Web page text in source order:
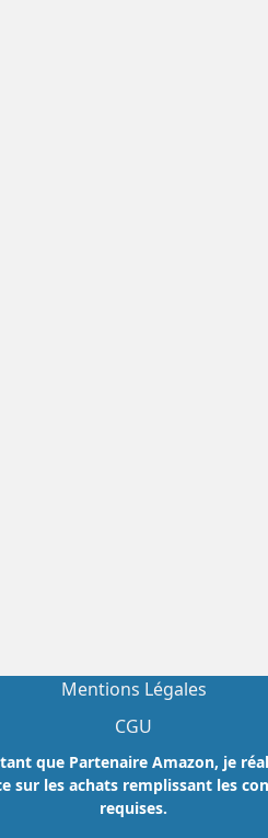
Mentions Légales
CGU
que Partenaire Amazon, je
sur les achats remplissant les
requises.